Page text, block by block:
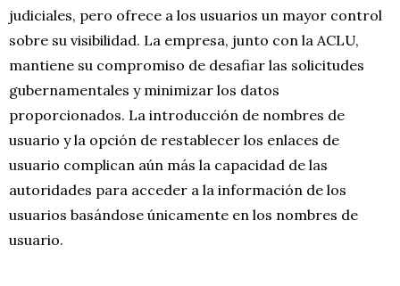
judiciales, pero ofrece a los usuarios un mayor control
sobre su visibilidad. La empresa, junto con la ACLU,
mantiene su compromiso de desafiar las solicitudes
gubernamentales y minimizar los datos
proporcionados. La introducción de nombres de
usuario y la opción de restablecer los enlaces de
usuario complican aún más la capacidad de las
autoridades para acceder a la información de los
usuarios basándose únicamente en los nombres de
usuario.